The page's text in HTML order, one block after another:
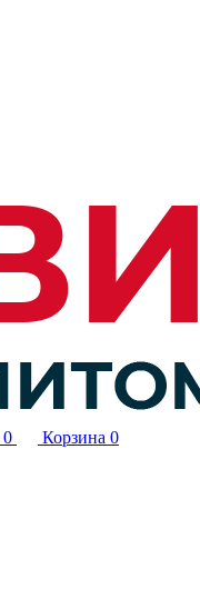
0 Корзина 0